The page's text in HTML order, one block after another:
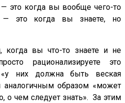
это когда вы вообще чего-то
— это когда вы знаете, но
вы что-то знаете и не
рационализируете это
них должна быть веская
аналогичным образом «может
о чем следует знать». За этим